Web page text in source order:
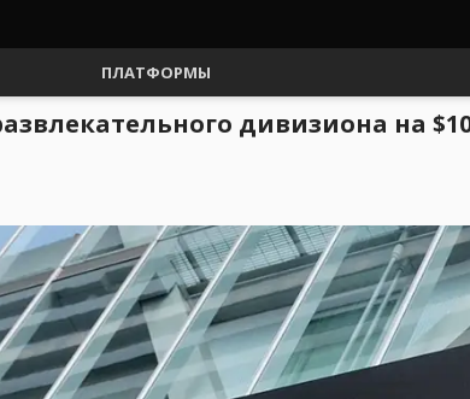
ПЛАТФОРМЫ
дивизиона на